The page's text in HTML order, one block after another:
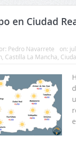
en Ciudad
Pedro Navarrete on:
, Castilla La Mancha,